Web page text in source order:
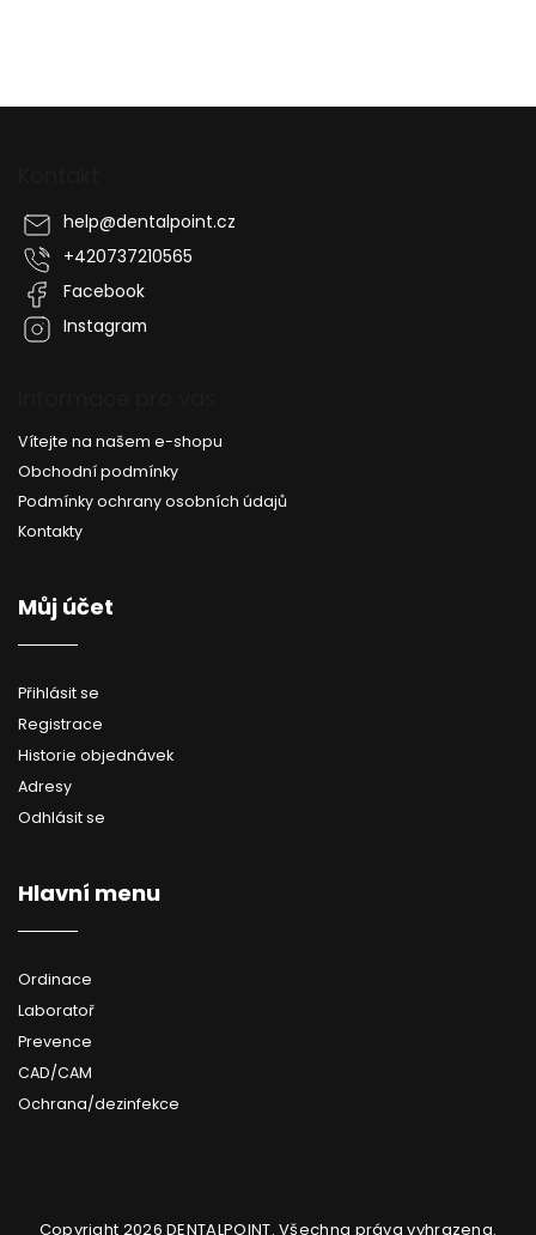
help@dentalpoint.cz
+420737210565
Facebook
Instagram
Vítejte na našem e-shopu
Obchodní podmínky
Podmínky ochrany osobních údajů
Kontakty
Můj účet
Přihlásit se
Registrace
Historie objednávek
Adresy
Odhlásit se
Hlavní menu
Ordinace
Laboratoř
Prevence
CAD/CAM
Ochrana/dezinfekce
Copyright 2026DENTALPOINT. Všechna práva vyhrazena.